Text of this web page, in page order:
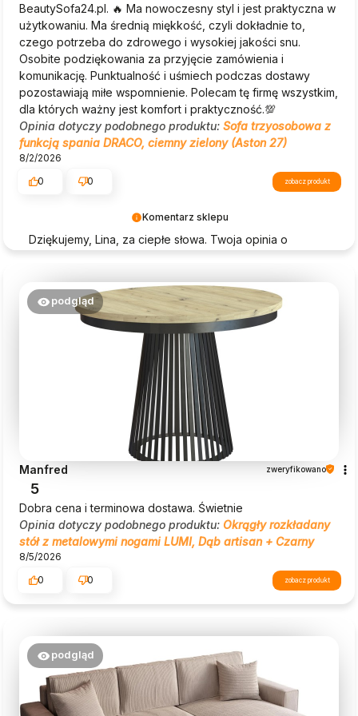
Komentarz sklepu
Dziękujemy, Lina, za ciepłe słowa. Twoja opinia o
BeautySofa24.pl. 🔥 Ma nowoczesny styl i jest praktyczna w
użytkowaniu. Ma średnią miękkość, czyli dokładnie to,
czego potrzeba do zdrowego i wysokiej jakości snu.
Osobite podziękowania za przyjęcie zamówienia i
komunikację. Punktualność i uśmiech podczas dostawy
pozostawiają miłe wspomnienie. Polecam tę firmę wszystkim,
dla których ważny jest komfort i praktyczność.💯
Opinia dotyczy podobnego produktu: Sofa trzyosobowa z
funkcją spania DRACO, ciemny zielony (Aston 27)
8/2/2026
0
0 zobacz produkt
podgląd
Manfred zweryfikowano
5
Dobra cena i terminowa dostawa. Świetnie
Opinia dotyczy podobnego produktu: Okrągły rozkładany
stół z metalowymi nogami LUMI, Dąb artisan + Czarny
8/5/2026
0
0 zobacz produkt
podgląd